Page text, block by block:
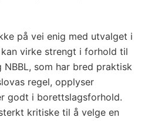
på vei enig med utvalget i
virke strengt i forhold til
NBBL, som har bred praktisk
regel, opplyser
godt i borettslagsforhold.
kritiske til å velge en